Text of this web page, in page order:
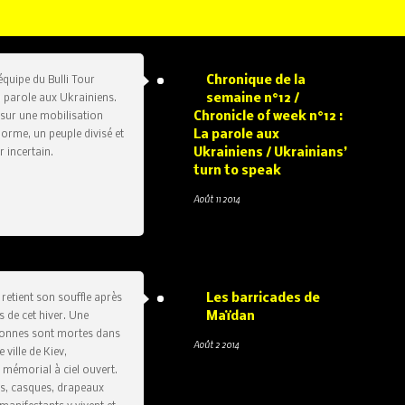
Chronique de la
semaine n°12 /
Chronicle of week n°12 :
La parole aux
Ukrainiens / Ukrainians’
turn to speak
Août 11 2014
du Bulli Tour
parole aux Ukrainiens.
une mobilisation
un peuple divisé et
incertain.
Les barricades de
Maïdan
Août 2 2014
retient son souffle après
de cet hiver. Une
sont mortes dans
ville de Kiev,
à ciel ouvert.
casques, drapeaux